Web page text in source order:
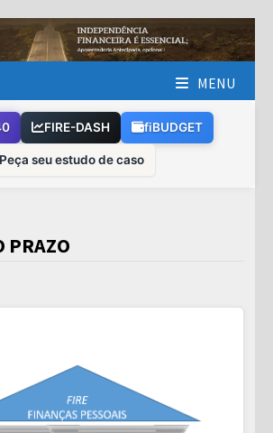
MENU
FIRE-DASH fiBUDGET
Peça seu estudo de caso
PRAZO